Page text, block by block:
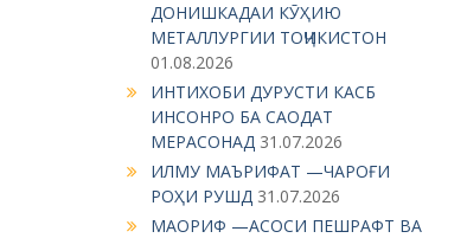
ДОНИШКАДАИ КӮҲИЮ
МЕТАЛЛУРГИИ ТОҶИКИСТОН
01.08.2026
ИНТИХОБИ ДУРУСТИ КАСБ
ИНСОНРО БА САОДАТ
МЕРАСОНАД 31.07.2026
ИЛМУ МАЪРИФАТ —ЧАРОҒИ
РОҲИ РУШД 31.07.2026
МАОРИФ —АСОСИ ПЕШРАФТ ВА